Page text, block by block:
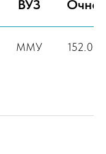
ВУЗ Очная
ММУ 152.000